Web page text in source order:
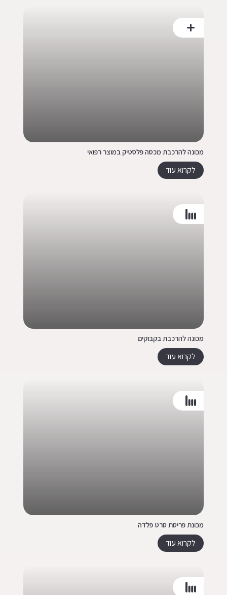
מכונה להרכבת מכסה פלסטיק במוצר רפואי
לקרוא עוד
מכונה להרכבת בקבוקים
לקרוא עוד
מכונת פריסת סרט פלדה
לקרוא עוד